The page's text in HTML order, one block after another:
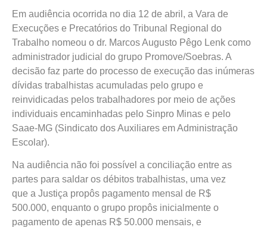
Em audiência ocorrida no dia 12 de abril, a Vara de
Execuções e Precatórios do Tribunal Regional do
Trabalho nomeou o dr. Marcos Augusto Pêgo Lenk como
administrador judicial do grupo Promove/Soebras. A
decisão faz parte do processo de execução das inúmeras
dívidas trabalhistas acumuladas pelo grupo e
reinvidicadas pelos trabalhadores por meio de ações
individuais encaminhadas pelo Sinpro Minas e pelo
Saae-MG (Sindicato dos Auxiliares em Administração
Escolar).
Na audiência não foi possível a conciliação entre as
partes para saldar os débitos trabalhistas, uma vez
que a Justiça propôs pagamento mensal de R$
500.000, enquanto o grupo propôs inicialmente o
pagamento de apenas R$ 50.000 mensais, e